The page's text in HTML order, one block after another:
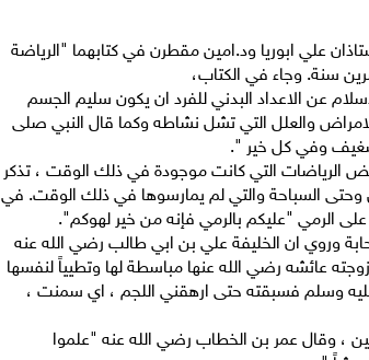
علي ابوريا ود.امين مقطرن في كتابهما "الرياضة
سنة. وجاء في الكتاب،
عن الاعداد البدني للفرد ان يكون سليم الجسم
والعلل التي تشل نشاطه وكما قال النبي صلى
وفي كل خير ".
الرياضات التي كانت موجودة في ذلك الوقت ، تذكر
وحتى السباحة والتي لم يمارسوها في ذلك الوقت. في
وروي ان الخليفة علي بن ابي طالب رضي الله عنه
عائشه رضي الله عنها مباسطة لها وتطيياً لنفسها
وسلم فسبقته حتى ارهقني اللجم ، اي سمنت ،
، وقال عمر بن الخطاب رضي الله عنه "علموا